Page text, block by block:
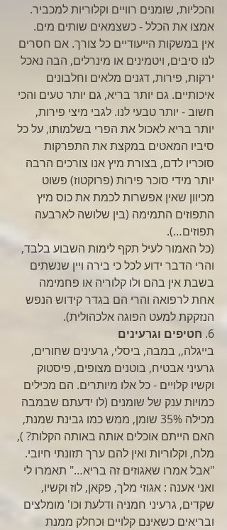
והכליות, שומנים רוויים וקלוריות למכביר.
אמצו את הכלל - כשצמאים שותים מים.
אין במשקות הייעודיים כל צורך. אם חסרים
לנו סיבים, ויטמינים או מינרלים, הבה נאכל
ירקות, פירות, דגנים מלאים וחלבונים
איכותיים. גם יותר בריא, גם יותר טעים והכי
חשוב - יותר טבעי לנו. לגבי מיצי פירות,
יותר בריא לאכול את הפרי בשלמותו, על כל
סיביו המאטים במקצת את התפרקות
סוכריו לדם, בצורת מיץ אנו צורכים הרבה
יותר מידי סוכר פירות (פרוקטוז) פשוט
מכיוון שאין אפשרות לכמת את כוס מיץ
התפוזים התמימה (בין שלושה לארבעה
תפוזים…).
(כל האמור לעיל תקף לימות השבוע בלבד,
והרי הדבר ידוע לכל כי בירה ויין שנשתים
בשבת אין בהם ולו קלוריה או פחמימה
אחת לרפואה והרי הם בגדר קידוש הנפש
הנזקקת למעט הפוגה אלכהולית).
6. חטיפים וגרעינים
בייגלה,, במבה, ביסלי, גרעינים שחורים,
גרעיני אבטיח, בוטנים מצופים, פיסטוק
וקשיו קלויים - כל אלו מיותרים. הם מכילים
כמויות ענק של שומנים (לו ידעתם שבמבה
מכילה 35% שומן, ממש כמו גבינת שמנת,
האם הייתם אוכלים אותה באותה הקלות? ),
מלח, וקלוריות ואין להם ערך תזונתי חיובי.
"אבל אמרו שאגוזים זה בריא…" תאמרו לי
ואני אענה : אגוזי מלך, פקאן, לוז וקשיו,
שקדים, גרעיני חמניה ודלעת וכו' מומלצים
ובריאים כשאינם קלויים וכחלק ממנת